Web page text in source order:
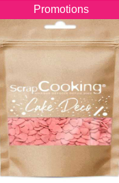
Promotions